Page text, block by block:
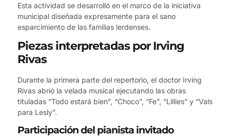
Esta actividad se desarrolló en el marco de la iniciativa
municipal diseñada expresamente para el sano
esparcimiento de las familias lerdenses.
Piezas interpretadas por Irving
Rivas
Durante la primera parte del repertorio, el doctor Irving
Rivas abrió la velada musical ejecutando las obras
tituladas “Todo estará bien”, “Choco”, “Fe”, “Lillies” y “Vals
para Lesly”.
Participación del pianista invitado